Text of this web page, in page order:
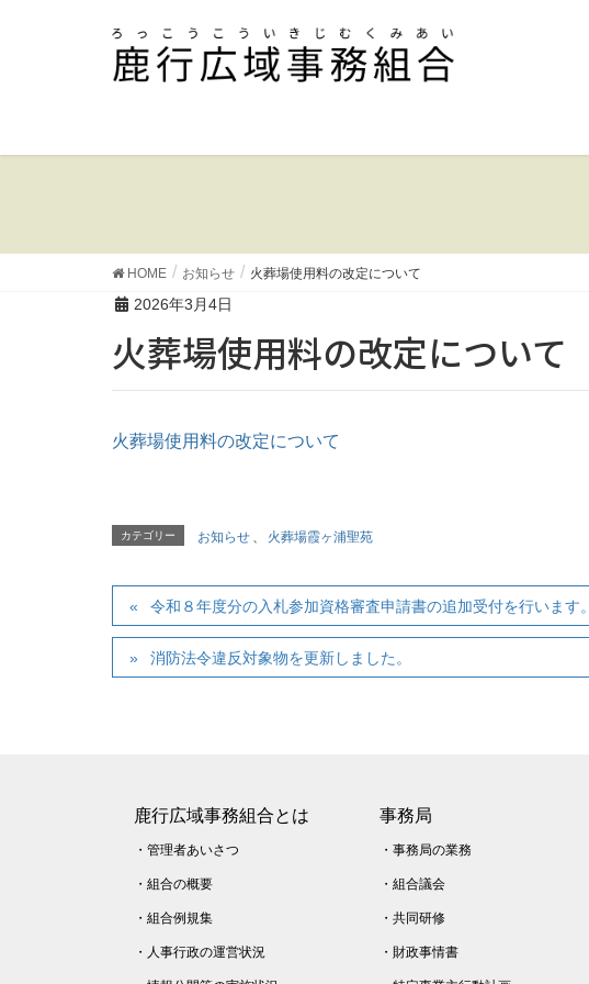
HOME お知らせ 火葬場使用料の改定について
2026年3月4日
火葬場使用料の改定について
火葬場使用料の改定について
カテゴリー お知らせ 、 火葬場霞ヶ浦聖苑
令和８年度分の入札参加資格審査申請書の追加受付を行います。
消防法令違反対象物を更新しました。
鹿行広域事務組合とは
・ 管理者あいさつ
・ 組合の概要
・ 組合例規集
・ 人事行政の運営状況
事務局
・ 事務局の業務
・ 組合議会
・ 共同研修
・ 財政事情書